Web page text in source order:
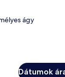
ágy
Dátumok